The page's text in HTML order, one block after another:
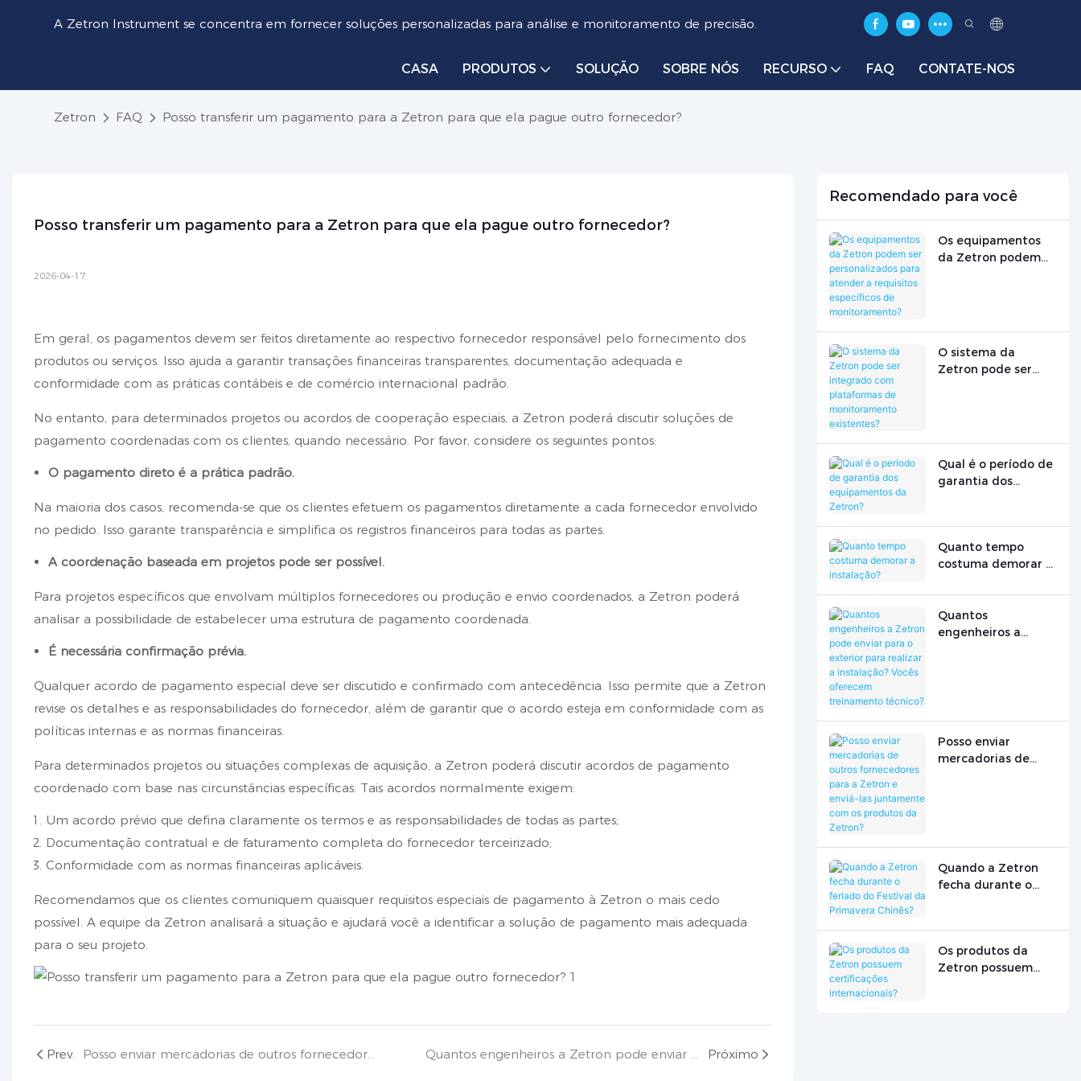
A Zetron Instrument se concentra em fornecer soluções personalizadas para análise e monitoramento de precisão.
CASA PRODUTOS SOLUÇÃO SOBRE NÓS RECURSO FAQ CONTATE-NOS
Zetron FAQ Posso transferir um pagamento para a Zetron para que ela pague outro fornecedor?
Posso transferir um pagamento para a Zetron para que ela pague outro fornecedor?
2026-04-17
Em geral, os pagamentos devem ser feitos diretamente ao respectivo fornecedor responsável pelo fornecimento dos
produtos ou serviços. Isso ajuda a garantir transações financeiras transparentes, documentação adequada e
conformidade com as práticas contábeis e de comércio internacional padrão.
No entanto, para determinados projetos ou acordos de cooperação especiais, a Zetron poderá discutir soluções de
pagamento coordenadas com os clientes, quando necessário. Por favor, considere os seguintes pontos:
O pagamento direto é a prática padrão.
Na maioria dos casos, recomenda-se que os clientes efetuem os pagamentos diretamente a cada fornecedor envolvido
no pedido. Isso garante transparência e simplifica os registros financeiros para todas as partes.
A coordenação baseada em projetos pode ser possível.
Para projetos específicos que envolvam múltiplos fornecedores ou produção e envio coordenados, a Zetron poderá
analisar a possibilidade de estabelecer uma estrutura de pagamento coordenada.
É necessária confirmação prévia.
Qualquer acordo de pagamento especial deve ser discutido e confirmado com antecedência. Isso permite que a Zetron
revise os detalhes e as responsabilidades do fornecedor, além de garantir que o acordo esteja em conformidade com as
políticas internas e as normas financeiras.
Para determinados projetos ou situações complexas de aquisição, a Zetron poderá discutir acordos de pagamento
coordenado com base nas circunstâncias específicas. Tais acordos normalmente exigem:
Um acordo prévio que defina claramente os termos e as responsabilidades de todas as partes;
Documentação contratual e de faturamento completa do fornecedor terceirizado;
Conformidade com as normas financeiras aplicáveis.
Recomendamos que os clientes comuniquem quaisquer requisitos especiais de pagamento à Zetron o mais cedo
possível. A equipe da Zetron analisará a situação e ajudará você a identificar a solução de pagamento mais adequada
para o seu projeto.
Prev. Posso enviar mercadorias de outros fornecedores para a Zetron e enviá-las juntamente com os produtos da Zetron? Próximo
Recomendado para você
Os equipamentos
da Zetron podem
O sistema da
Zetron pode ser
Qual é o período de
garantia dos
Quanto tempo
costuma demorar a
Quantos
engenheiros a
treinamento
técnico?
Posso enviar
mercadorias de
Zetron?
Quando a Zetron
fecha durante o
Chinês?
Os produtos da
Zetron possuem